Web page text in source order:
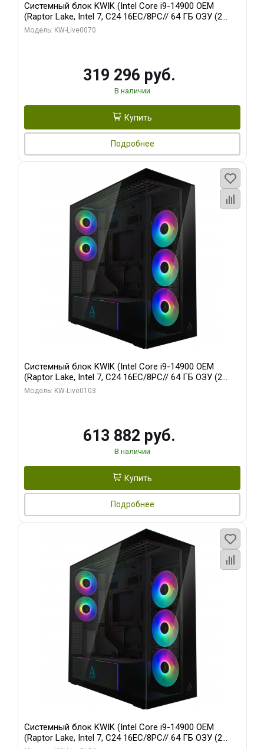
Системный блок KWIK (Intel Core i9-14900 OEM
(Raptor Lake, Intel 7, C24 16EC/8PC// 64 ГБ ОЗУ (2
модуля)/ Gigabyte RTX5080 XTREME WATERFORCE
Модель: KW-Live0070
319 296 руб.
В наличии
Купить
Подробнее
Системный блок KWIK (Intel Core i9-14900 OEM
(Raptor Lake, Intel 7, C24 16EC/8PC// 64 ГБ ОЗУ (2
модуля)/ Afox RTX4090 24GB GDDR6X 384-Bit 3xDP
Модель: KW-Live0103
613 882 руб.
В наличии
Купить
Подробнее
Системный блок KWIK (Intel Core i9-14900 OEM
(Raptor Lake, Intel 7, C24 16EC/8PC// 64 ГБ ОЗУ (2